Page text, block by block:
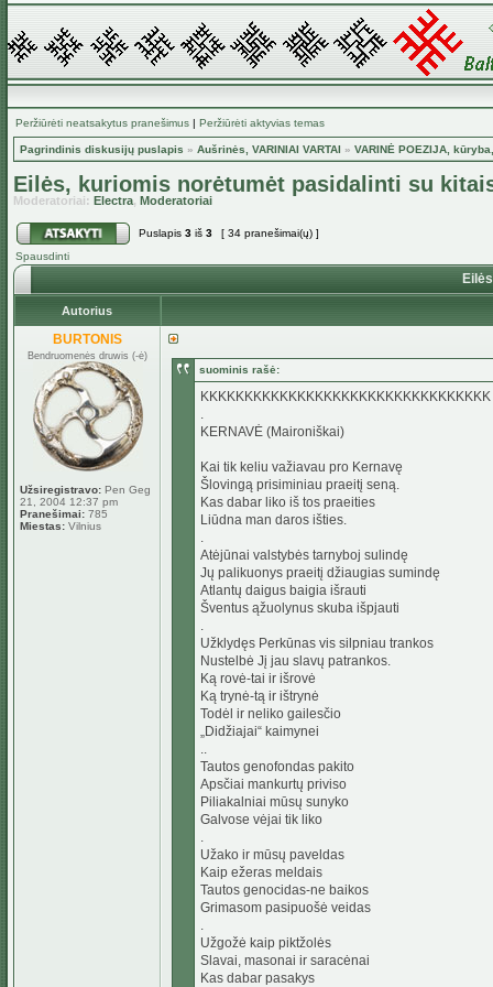
Peržiūrėti neatsakytus pranešimus | Peržiūrėti aktyvias temas
Pagrindinis diskusijų puslapis » Aušrinės, VARINIAI VARTAI » VARINĖ POEZIJA,
Eilės, kuriomis norėtumėt pasidalinti su
Moderatoriai: Electra, Moderatoriai
Puslapis 3 iš 3
[ 34 pranešimai(ų) ]
Spausdinti
Autorius
BURTONIS
Bendruomenės druwis (-ė)
Užsiregistravo: Pen Geg
21, 2004 12:37 pm
Pranešimai: 785
Miestas: Vilnius
suominis rašė:
KKKKKKKKKKKKKKKKKKKKKKKKKKKKKKKKK
.
KERNAVĖ (Maironiškai)
Kai tik keliu važiavau pro Kernavę
Šlovingą prisiminiau praeitį seną.
Kas dabar liko iš tos praeities
Liūdna man daros išties.
.
Atėjūnai valstybės tarnyboj sulindę
Jų palikuonys praeitį džiaugias sumindę
Atlantų daigus baigia išrauti
Šventus ąžuolynus skuba išpjauti
.
Užklydęs Perkūnas vis silpniau trankos
Nustelbė Jį jau slavų patrankos.
Ką rovė-tai ir išrovė
Ką trynė-tą ir ištrynė
Todėl ir neliko gailesčio
„Didžiajai“ kaimynei
..
Tautos genofondas pakito
Apsčiai mankurtų priviso
Piliakalniai mūsų sunyko
Galvose vėjai tik liko
.
Užako ir mūsų paveldas
Kaip ežeras meldais
Tautos genocidas-ne baikos
Grimasom pasipuošė veidas
.
Užgožė kaip piktžolės
Slavai, masonai ir saracėnai
Kas dabar pasakys